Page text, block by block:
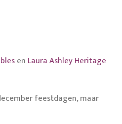
en Laura Ashley Heritage
feestdagen, maar